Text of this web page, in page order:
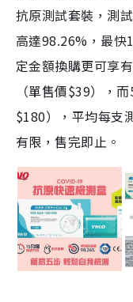
抗原測試套裝，測
高達98.26%，最快
定金額換購更可享
（單售價$39），
$180），平均每支
有限，售完即止。